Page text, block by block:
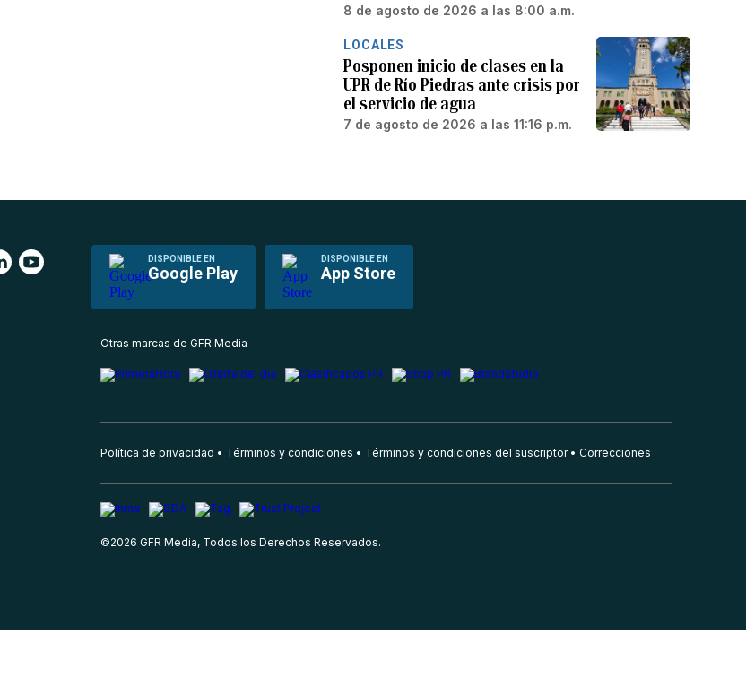
8 de agosto de 2026 a las 8:00 a.m.
LOCALES
Posponen inicio de clases en la
UPR de Río Piedras ante crisis por
el servicio de agua
7 de agosto de 2026 a las 11:16 p.m.
DISPONIBLE EN
Google Play
DISPONIBLE EN
App Store
Otras marcas de GFR Media
Política de privacidad Términos y condiciones Términos y condiciones del suscriptor Correcciones
©2026 GFR Media, Todos los Derechos Reservados.